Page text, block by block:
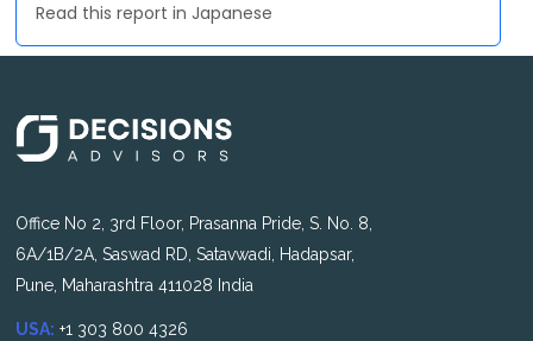
Read this report in Japanese
Office No 2, 3rd Floor, Prasanna Pride, S. No. 8,
6A/1B/2A, Saswad RD, Satavwadi, Hadapsar,
Pune, Maharashtra 411028 India
USA: +1 303 800 4326